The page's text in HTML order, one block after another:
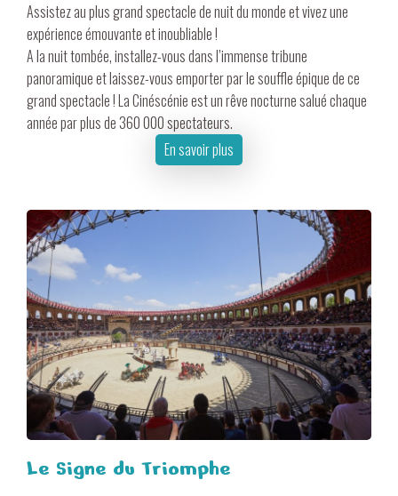
Assistez au plus grand spectacle de nuit du monde et vivez une
expérience émouvante et inoubliable !
A la nuit tombée, installez-vous dans l’immense tribune
panoramique et laissez-vous emporter par le souffle épique de ce
grand spectacle ! La Cinéscénie est un rêve nocturne salué chaque
année par plus de 360 000 spectateurs.
En savoir plus
Le Signe du Triomphe